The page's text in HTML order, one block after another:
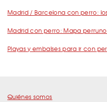
Madrid / Barcelona con perro:
Madrid con perro: Mapa perruno
Playas y embalses para ir con
Quiénes somos